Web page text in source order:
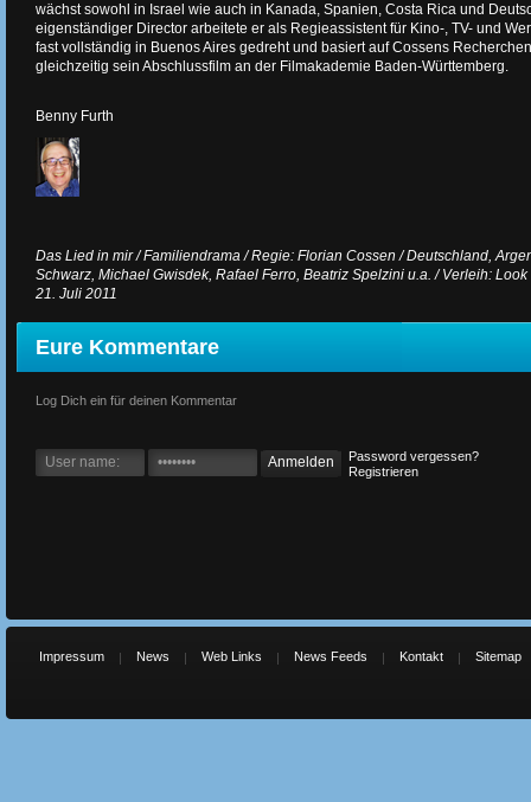
wächst sowohl in Israel wie auch in Kanada, Spanien, Costa Rica und
eigenständiger Director arbeitete er als Regieassistent für Kino-, TV- und
fast vollständig in Buenos Aires gedreht und basiert auf Cossens
gleichzeitig sein Abschlussfilm an der Filmakademie Baden-Württemberg.
Benny Furth
Das Lied in mir / Familiendrama / Regie: Florian Cossen / Deutschland,
Schwarz, Michael Gwisdek, Rafael Ferro, Beatriz Spelzini u.a. / Verleih:
21. Juli 2011
Eure Kommentare
Log Dich ein für deinen Kommentar
Password vergessen?
Registrieren
Impressum News Web Links News Feeds Kontakt Sitemap